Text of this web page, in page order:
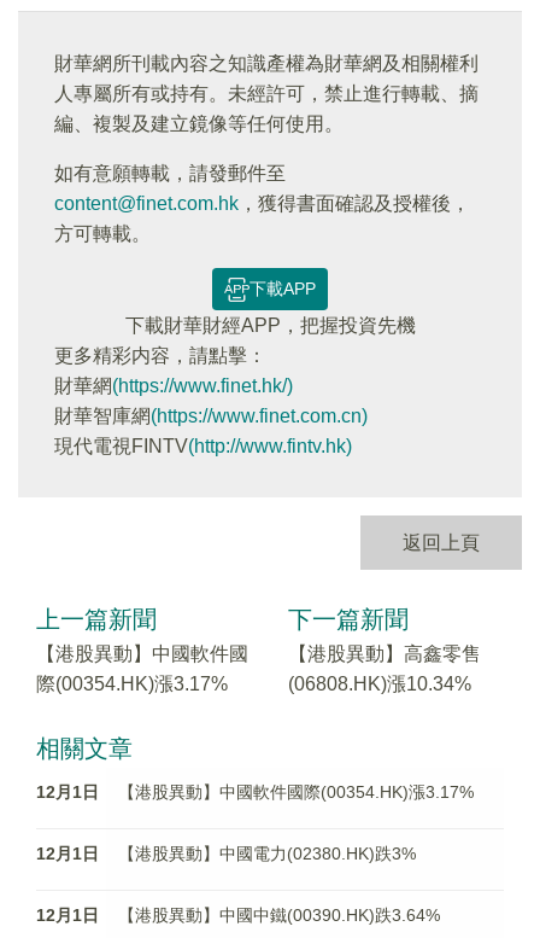
財華網所刊載內容之知識產權為財華網及相關權利
人專屬所有或持有。未經許可，禁止進行轉載、摘
編、複製及建立鏡像等任何使用。
如有意願轉載，請發郵件至
content@finet.com.hk ，獲得書面確認及授權後，
方可轉載。
下載APP
下載財華財經APP，把握投資先機
更多精彩内容，請點擊：
財華網(https://www.finet.hk/)
財華智庫網(https://www.finet.com.cn)
現代電視FINTV(http://www.fintv.hk)
返回上頁
上一篇新聞
【港股異動】中國軟件國
際(00354.HK)漲3.17%
下一篇新聞
【港股異動】高鑫零售
(06808.HK)漲10.34%
相關文章
12月1日 【港股異動】中國軟件國際(00354.HK)漲3.17%
12月1日 【港股異動】中國電力(02380.HK)跌3%
12月1日 【港股異動】中國中鐵(00390.HK)跌3.64%